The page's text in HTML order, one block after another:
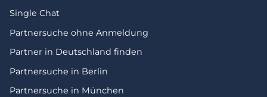
Single Chat
Partnersuche ohne Anmeldung
Partner in Deutschland finden
Partnersuche in Berlin
Partnersuche in München